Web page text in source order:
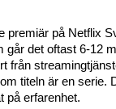
premiär på Netflix
går det oftast 6-12
från
titeln är en serie.
på erfarenhet.